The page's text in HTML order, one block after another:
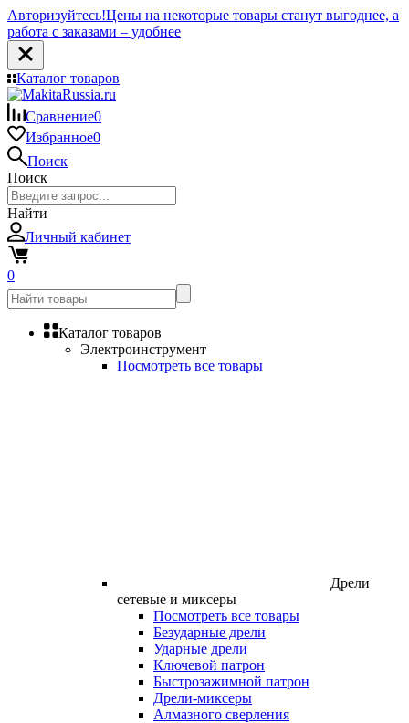
Авторизуйтесь!Цены на некоторые товары станут выгоднее, а
работа с заказами – удобнее
Каталог товаров
Сравнение0
Избранное0
Поиск
Поиск
Найти
Личный кабинет
0
Каталог товаров
Электроинструмент
Посмотреть все товары
Дрели
сетевые и миксеры
Посмотреть все товары
Безударные дрели
Ударные дрели
Ключевой патрон
Быстрозажимной патрон
Дрели-миксеры
Алмазного сверления